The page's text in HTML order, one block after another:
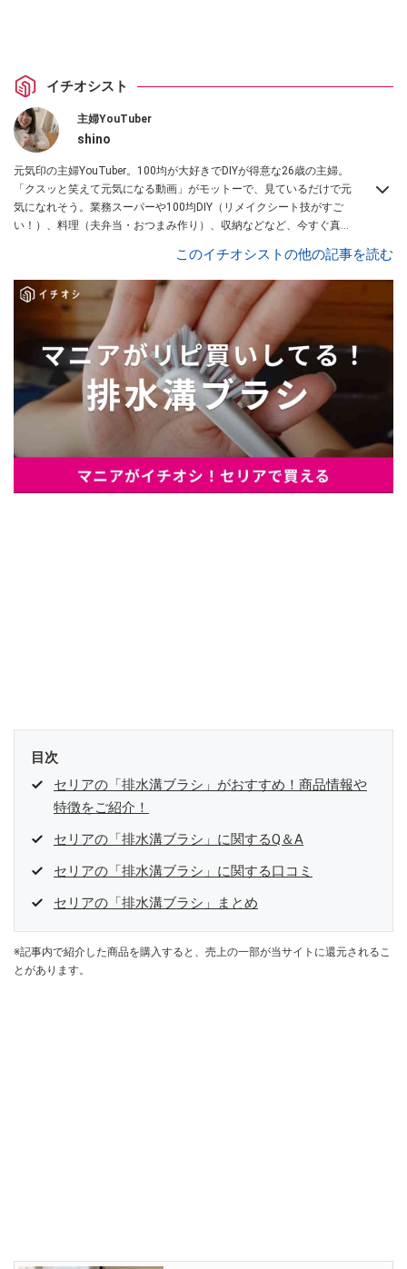
イチオシスト
主婦YouTuber
shino
元気印の主婦YouTuber。100均が大好きでDIYが得意な26歳の主婦。
「クスッと笑えて元気になる動画」がモットーで、見ているだけで元
気になれそう。業務スーパーや100均DIY（リメイクシート技がすご
い！）、料理（夫弁当・おつまみ作り）、収納などなど、今すぐ真似
このイチオシストの他の記事を読む
目次
セリアの「排水溝ブラシ」がおすすめ！商品情報や
特徴をご紹介！
セリアの「排水溝ブラシ」に関するQ＆A
セリアの「排水溝ブラシ」に関する口コミ
セリアの「排水溝ブラシ」まとめ
※記事内で紹介した商品を購入すると、売上の一部が当サイトに還元されるこ
とがあります。